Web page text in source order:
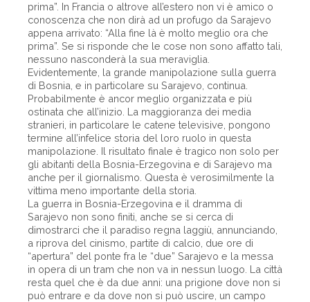
prima”. In Francia o altrove all’estero non vi è amico o
conoscenza che non dirà ad un profugo da Sarajevo
appena arrivato: “Alla fine là è molto meglio ora che
prima”. Se si risponde che le cose non sono affatto tali,
nessuno nasconderà la sua meraviglia.
Evidentemente, la grande manipolazione sulla guerra
di Bosnia, e in particolare su Sarajevo, continua.
Probabilmente è ancor meglio organizzata e più
ostinata che all’inizio. La maggioranza dei media
stranieri, in particolare le catene televisive, pongono
termine all’infelice storia del loro ruolo in questa
manipolazione. Il risultato finale è tragico non solo per
gli abitanti della Bosnia-Erzegovina e di Sarajevo ma
anche per il giornalismo. Questa è verosimilmente la
vittima meno importante della storia.
La guerra in Bosnia-Erzegovina e il dramma di
Sarajevo non sono finiti, anche se si cerca di
dimostrarci che il paradiso regna laggiù, annunciando,
a riprova del cinismo, partite di calcio, due ore di
“apertura” del ponte fra le “due” Sarajevo e la messa
in opera di un tram che non va in nessun luogo. La città
resta quel che è da due anni: una prigione dove non si
può entrare e da dove non si può uscire, un campo